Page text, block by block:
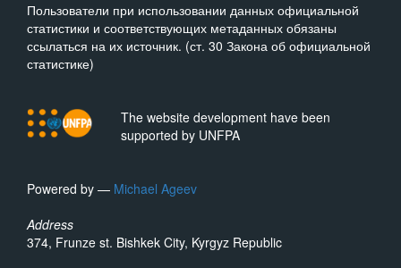
Пользователи при использовании данных официальной
статистики и соответствующих метаданных обязаны
ссылаться на их источник. (ст. 30 Закона об официальной
статистике)
The website development have been
supported by UNFPA
Powered by — Michael Ageev
Address
374, Frunze st. Bishkek City, Kyrgyz Republic